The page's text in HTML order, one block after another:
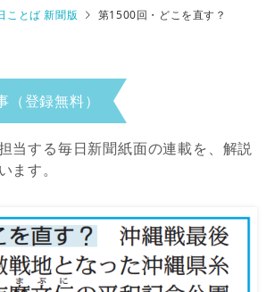
ことば 新聞版 第1500回・どこを直す？
登録無料）
当する毎日新聞紙面の連載を、解説
ます。